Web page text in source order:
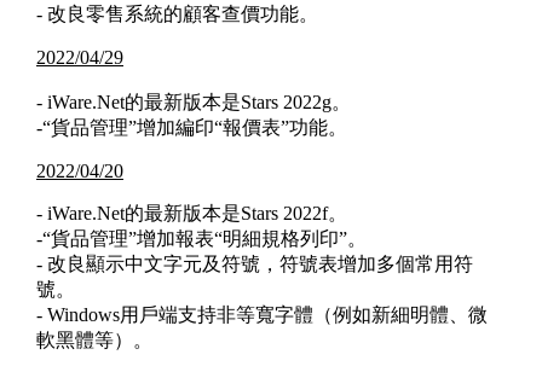
- 改良零售系統的顧客查價功能。
2022/04/29
- iWare.Net的最新版本是Stars 2022g。
-“貨品管理”增加編印“報價表”功能。
2022/04/20
- iWare.Net的最新版本是Stars 2022f。
-“貨品管理”增加報表“明細規格列印”。
- 改良顯示中文字元及符號，符號表增加多個常用符
號。
- Windows用戶端支持非等寬字體（例如新細明體、微
軟黑體等）。